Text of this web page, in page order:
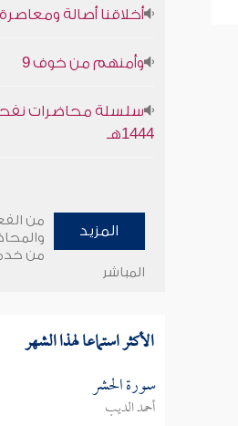
أخلاقنا أصالة ومعاصرة
وأمنهم من خوف 9
سلسلة محاضرات
1444هـ
المزيد
من
من
المباشر
الأكثر استماعا لهذا الشهر
سورة الحشر
أحمد الديب